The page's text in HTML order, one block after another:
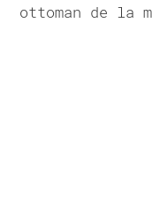
ottoman de la